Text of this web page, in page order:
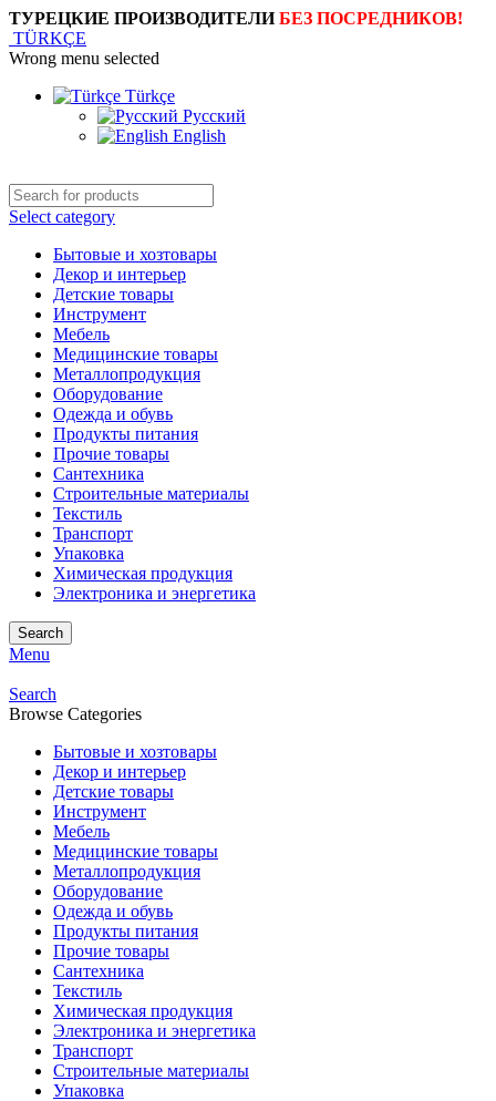
ТУРЕЦКИЕ ПРОИЗВОДИТЕЛИБЕЗ ПОСРЕДНИКОВ!
TÜRKÇE
Wrong menu selected
Türkçe
Русский
English
Select category
Бытовые и хозтовары
Декор и интерьер
Детские товары
Инструмент
Мебель
Медицинские товары
Металлопродукция
Оборудование
Одежда и обувь
Продукты питания
Прочие товары
Сантехника
Строительные материалы
Текстиль
Транспорт
Упаковка
Химическая продукция
Электроника и энергетика
Search
Menu
Search
Browse Categories
Бытовые и хозтовары
Декор и интерьер
Детские товары
Инструмент
Мебель
Медицинские товары
Металлопродукция
Оборудование
Одежда и обувь
Продукты питания
Прочие товары
Сантехника
Текстиль
Химическая продукция
Электроника и энергетика
Транспорт
Строительные материалы
Упаковка